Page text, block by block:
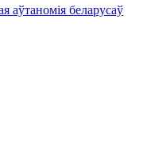
аўтаномія беларусаў